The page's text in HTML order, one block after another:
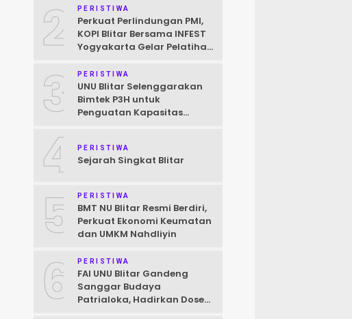
2 PERISTIWA
Perkuat Perlindungan PMI,
KOPI Blitar Bersama INFEST
Yogyakarta Gelar Pelatihan
3 PERISTIWA
UNU Blitar Selenggarakan
Bimtek P3H untuk
Penguatan Kapasitas
4 PERISTIWA
Sejarah Singkat Blitar
5 PERISTIWA
BMT NU Blitar Resmi Berdiri,
Perkuat Ekonomi Keumatan
dan UMKM Nahdliyin
6 PERISTIWA
FAI UNU Blitar Gandeng
Sanggar Budaya
Patrialoka, Hadirkan Dosen